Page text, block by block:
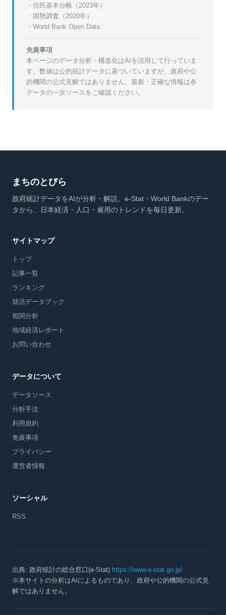
・ 住民基本台帳（2023年）
・ 国勢調査（2020年）
・World Bank Open Data
免責事項
本ページのデータ分析・構造化はAIを活用して行っていま
す。数値は公的統計データに基づいていますが、政府や公
的機関の公式見解ではありません。最新・正確な情報は各
データの一次ソースをご確認ください。
まちのとびら
政府統計データをAIが分析・解説。e-Stat・World Bankのデー
タから、日本経済・人口・雇用のトレンドを毎日更新。
サイトマップ
トップ
記事一覧
ランキング
就活データブック
相関分析
地域経済レポート
お問い合わせ
データについて
データソース
分析手法
利用規約
免責事項
プライバシー
運営者情報
ソーシャル
RSS
出典: 政府統計の総合窓口(e-Stat) https://www.e-stat.go.jp/
※本サイトの分析はAIによるものであり、政府や公的機関の公式見
解ではありません。